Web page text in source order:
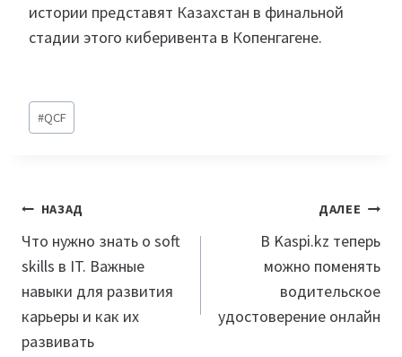
истории представят Казахстан в финальной
стадии этого киберивента в Копенгагене.
Метки
записи:
#QCF
Навигация
по
записям
НАЗАД
Что нужно знать о soft
skills в IT. Важные
навыки для развития
карьеры и как их
развивать
ДАЛЕЕ
В Kaspi.kz теперь
можно поменять
водительское
удостоверение онлайн